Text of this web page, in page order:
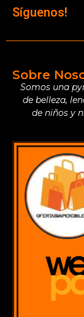
Síguenos!
Sobre
Somos una
de belleza,
de niños y